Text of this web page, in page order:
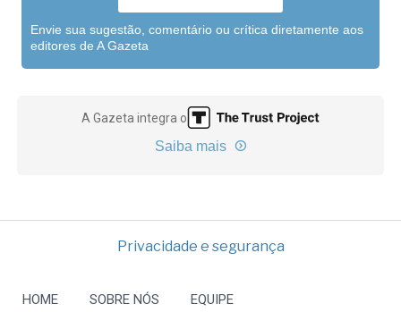
Envie sua sugestão, comentário ou crítica diretamente aos
editores de A Gazeta
A Gazeta integra o
Saiba mais
Privacidade e segurança
HOME SOBRE NÓS EQUIPE